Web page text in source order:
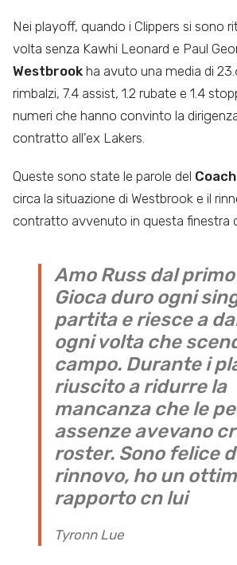
Nei playoff, quando i Clippers si sono
volta senza Kawhi Leonard e Paul
Westbrook ha avuto una media di
rimbalzi, 7.4 assist, 1.2 rubate e 1.4
numeri che hanno convinto la
contratto all’ex Lakers.
Queste sono state le parole del
circa la situazione di Westbrook e il
contratto avvenuto in questa finestra
Amo Russ dal
Gioca duro ogni
partita e riesce a
ogni volta che
campo. Durante i
riuscito a ridurre la
mancanza che le
assenze avevano
roster. Sono felice
rinnovo, ho un
rapporto cn lui
Tyronn Lue